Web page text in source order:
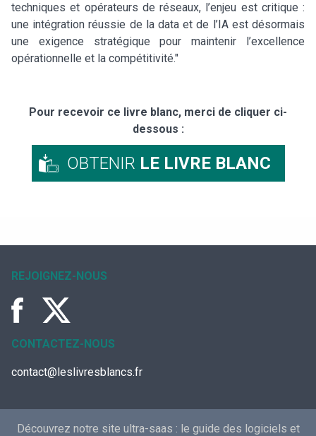
techniques et opérateurs de réseaux, l’enjeu est critique :
une intégration réussie de la data et de l’IA est désormais
une exigence stratégique pour maintenir l’excellence
opérationnelle et la compétitivité."
Pour recevoir ce livre blanc, merci de cliquer ci-
dessous :
OBTENIR LE LIVRE BLANC
REJOIGNEZ-NOUS
CONTACTEZ-NOUS
contact@leslivresblancs.fr
Découvrez notre site ultra-saas : le guide des logiciels et